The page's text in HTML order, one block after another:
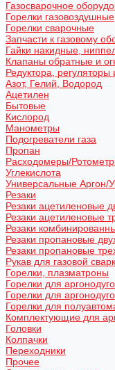
Газосварочное
Горелки газовоздушные
Горелки сварочные
Запчасти к газовому
Гайки накидные,
Клапаны обратные и
Редуктора, регуляторы
Азот, Гелий, Водород
Ацетилен
Бытовые
Кислород
Манометры
Подогреватели газа
Пропан
Расходомеры/
Углекислота
Универсальные Аргон/
Резаки
Резаки ацетиленовые
Резаки ацетиленовые
Резаки
Резаки пропановые
Резаки пропановые
Рукав для газовой
Горелки, плазматроны
Горелки для
Горелки для
Горелки для
Комплектующие для
Головки
Колпачки
Переходники
Прочее